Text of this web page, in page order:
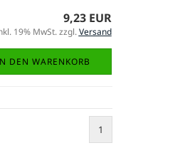
9,23 EUR
19% MwSt. zzgl.Versand
DEN WARENKORB
1